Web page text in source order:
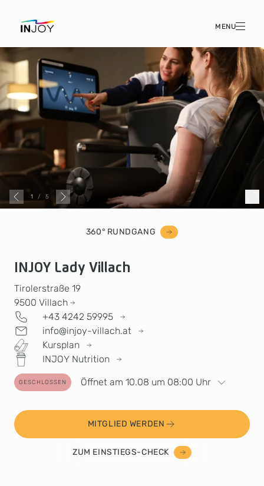
MENU
1 / 5
360° RUNDGANG
INJOY Lady Villach
Tirolerstraße 19
9500 Villach
+43 4242 59995
info@injoy-villach.at
Kursplan
INJOY Nutrition
GESCHLOSSEN Öffnet am 10.08 um 08:00 Uhr
MITGLIED WERDEN
ZUM EINSTIEGS-CHECK